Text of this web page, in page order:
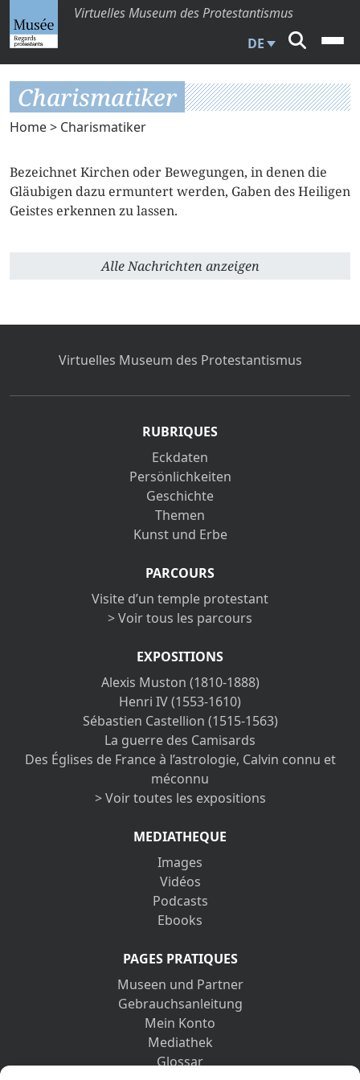
Virtuelles Museum des Protestantismus
DE
Charismatiker
Home> Charismatiker
Bezeichnet Kirchen oder Bewegungen, in denen die
Gläubigen dazu ermuntert werden, Gaben des Heiligen
Geistes erkennen zu lassen.
Alle Nachrichten anzeigen
Virtuelles Museum des Protestantismus
RUBRIQUES
Eckdaten
Persönlichkeiten
Geschichte
Themen
Kunst und Erbe
PARCOURS
Visite d’un temple protestant
> Voir tous les parcours
EXPOSITIONS
Alexis Muston (1810-1888)
Henri IV (1553-1610)
Sébastien Castellion (1515-1563)
La guerre des Camisards
Des Églises de France à l’astrologie, Calvin connu et
méconnu
> Voir toutes les expositions
MEDIATHEQUE
Images
Vidéos
Podcasts
Ebooks
PAGES PRATIQUES
Museen und Partner
Gebrauchsanleitung
Mein Konto
Mediathek
Glossar